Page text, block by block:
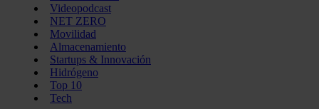
Videopodcast
NET ZERO
Movilidad
Almacenamiento
Startups & Innovación
Hidrógeno
Top 10
Tech